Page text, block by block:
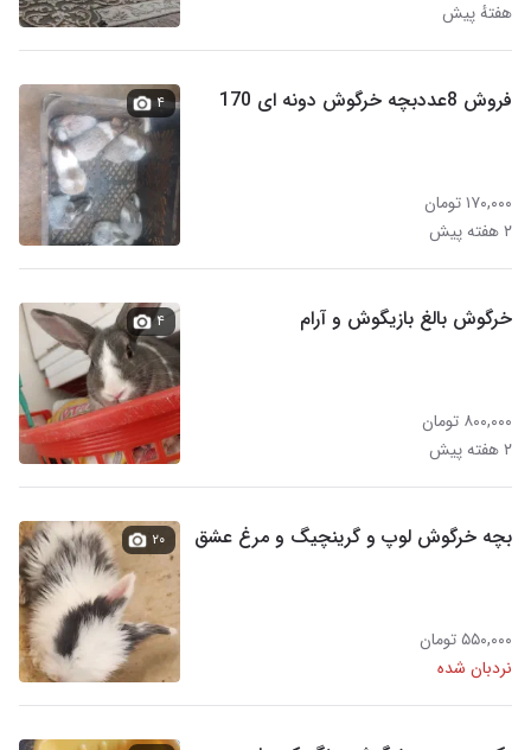
هفتهٔ پیش
فروش 8عددبچه خرگوش دونه ای 170
۱۷۰,۰۰۰ تومان
۲ هفته پیش
۴
خرگوش بالغ بازیگوش و آرام
۸۰۰,۰۰۰ تومان
۲ هفته پیش
۴
بچه خرگوش لوپ و گرینچیگ و مرغ عشق
۵۵۰,۰۰۰ تومان
نردبان شده
۲۰